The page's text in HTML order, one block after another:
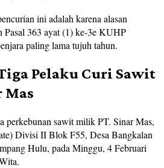
ini adalah karena alasan
Pasal 363 ayat (1) ke-3e KUHP
paling lama tujuh tahun.
Pelaku Curi Sawit
perkebunan sawit milik PT. Sinar Mas,
Divisi II Blok F55, Desa Bangkalan
Hulu, pada Minggu, 4 Februari